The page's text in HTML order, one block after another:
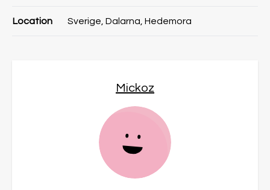
Location Sverige, Dalarna, Hedemora
Mickoz